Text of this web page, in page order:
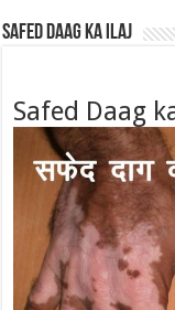
Safed Daag ka ilaj
Safed Daag